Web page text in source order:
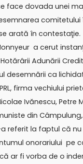
face dovada unei
arată în contestaţie.
a cerut
Adunării
desemnării ca
firma vechiului
Ivănescu, Petre
din
referit la faptul că
onorariului pe
ar fi vorba de o